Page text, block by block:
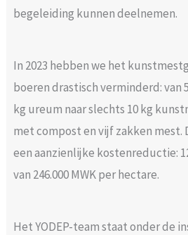
begeleiding kunnen deelnemen.
In 2023 hebben we het
boeren drastisch verminderd: van
kg ureum naar slechts 10 kg
met compost en vijf zakken
een aanzienlijke kostenreductie:
van 246.000 MWK per hectare.
Het YODEP-team staat onder de